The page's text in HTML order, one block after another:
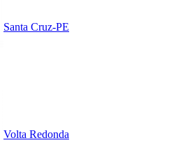
Santa Cruz-PE
Volta Redonda